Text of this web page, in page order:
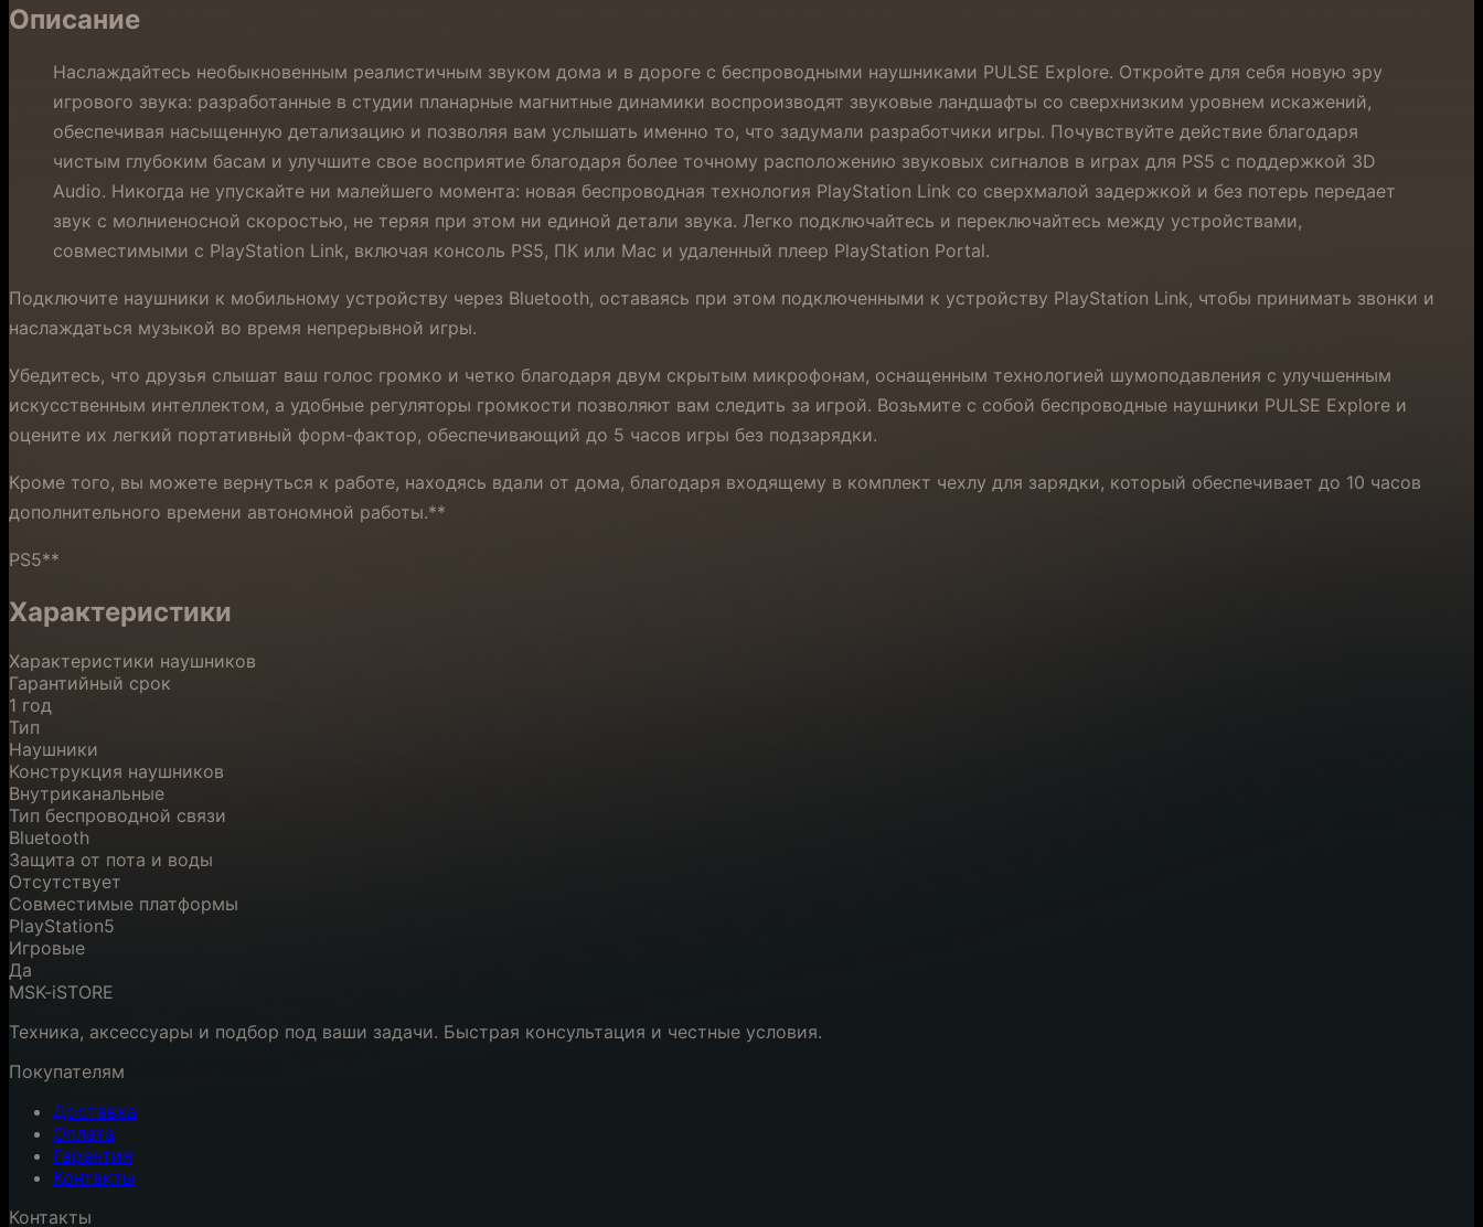
Описание
Наслаждайтесь необыкновенным реалистичным звуком дома и в дороге с беспроводными наушниками PULSE Explore. Откройте для себя новую эру
игрового звука: разработанные в студии планарные магнитные динамики воспроизводят звуковые ландшафты со сверхнизким уровнем искажений,
обеспечивая насыщенную детализацию и позволяя вам услышать именно то, что задумали разработчики игры. Почувствуйте действие благодаря
чистым глубоким басам и улучшите свое восприятие благодаря более точному расположению звуковых сигналов в играх для PS5 с поддержкой 3D
Audio. Никогда не упускайте ни малейшего момента: новая беспроводная технология PlayStation Link со сверхмалой задержкой и без потерь передает
звук с молниеносной скоростью, не теряя при этом ни единой детали звука. Легко подключайтесь и переключайтесь между устройствами,
совместимыми с PlayStation Link, включая консоль PS5, ПК или Mac и удаленный плеер PlayStation Portal.
Подключите наушники к мобильному устройству через Bluetooth, оставаясь при этом подключенными к устройству PlayStation Link, чтобы принимать звонки и
наслаждаться музыкой во время непрерывной игры.
Убедитесь, что друзья слышат ваш голос громко и четко благодаря двум скрытым микрофонам, оснащенным технологией шумоподавления с улучшенным
искусственным интеллектом, а удобные регуляторы громкости позволяют вам следить за игрой. Возьмите с собой беспроводные наушники PULSE Explore и
оцените их легкий портативный форм-фактор, обеспечивающий до 5 часов игры без подзарядки.
Кроме того, вы можете вернуться к работе, находясь вдали от дома, благодаря входящему в комплект чехлу для зарядки, который обеспечивает до 10 часов
дополнительного времени автономной работы.**
PS5**
Характеристики
Характеристики наушников
Гарантийный срок
1 год
Тип
Наушники
Конструкция наушников
Внутриканальные
Тип беспроводной связи
Bluetooth
Защита от пота и воды
Отсутствует
Совместимые платформы
PlayStation5
Игровые
Да
MSK-iSTORE
Техника, аксессуары и подбор под ваши задачи. Быстрая консультация и честные условия.
Покупателям
Доставка
Оплата
Гарантия
Контакты
Контакты